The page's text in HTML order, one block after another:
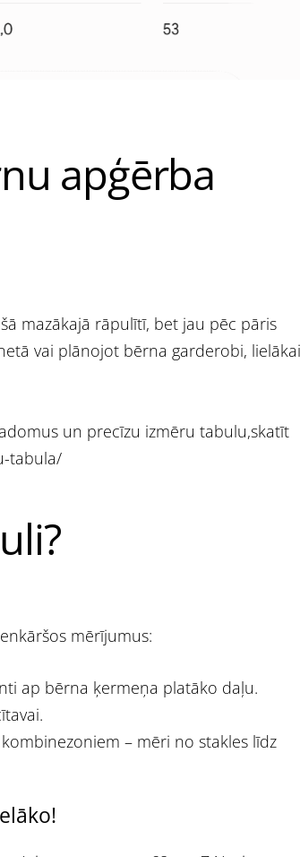
apģērba
mazākajā rāpulītī, bet jau pēc pāris
vai plānojot bērna garderobi,
un precīzu izmēru tabulu,skatīt
tabula/
mērījumus:
ap bērna ķermeņa platāko daļu.
– mēri no stakles līdz